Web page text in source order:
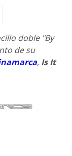
doble "By
de su
, Is It